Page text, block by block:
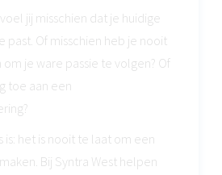
jij misschien dat je huidige
past. Of misschien heb je nooit
je ware passie te volgen? Of
toe aan een
is: het is nooit te laat om een
Bij Syntra West helpen